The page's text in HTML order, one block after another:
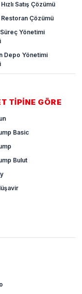
Satış Çözümü
Çözümü
Yönetimi
Depo Yönetimi
TİPİNE GÖRE
Basic
Bulut